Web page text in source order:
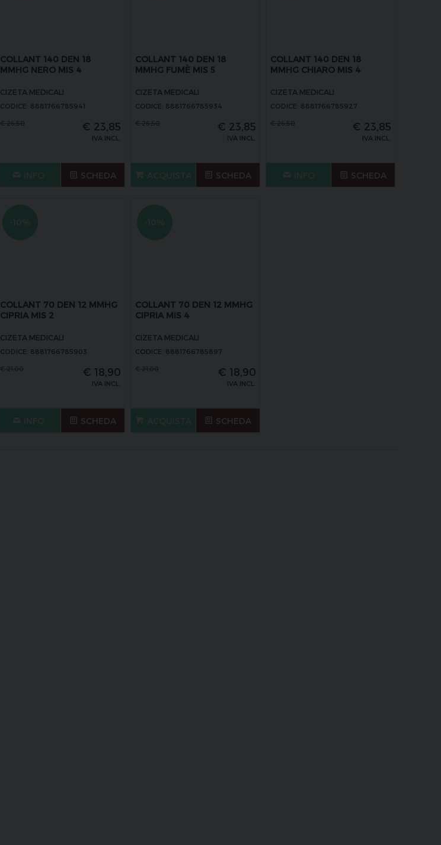
COLLANT 140 DEN 18
MMHG NERO MIS 4
CIZETA MEDICALI
CODICE: 8881766785941
€ 23,85
IVA INCL.
SCHEDA
COLLANT 140 DEN 18
MMHG FUMÈ MIS 5
CIZETA MEDICALI
CODICE: 8881766785934
€ 23,85
IVA INCL.
SCHEDA
COLLANT 140 DEN 18
MMHG CHIARO MIS 4
CIZETA MEDICALI
CODICE: 8881766785927
€ 23,85
IVA INCL.
SCHEDA
COLLANT 70 DEN 12 MMHG
CIPRIA MIS 2
CIZETA MEDICALI
CODICE: 8881766785903
€ 18,90
IVA INCL.
SCHEDA
COLLANT 70 DEN 12 MMHG
CIPRIA MIS 4
CIZETA MEDICALI
CODICE: 8881766785897
€ 18,90
IVA INCL.
SCHEDA